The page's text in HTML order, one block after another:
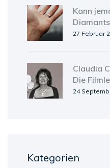
Kann
27 Februar
Claudia
Die
Bühne
24
Kategorien